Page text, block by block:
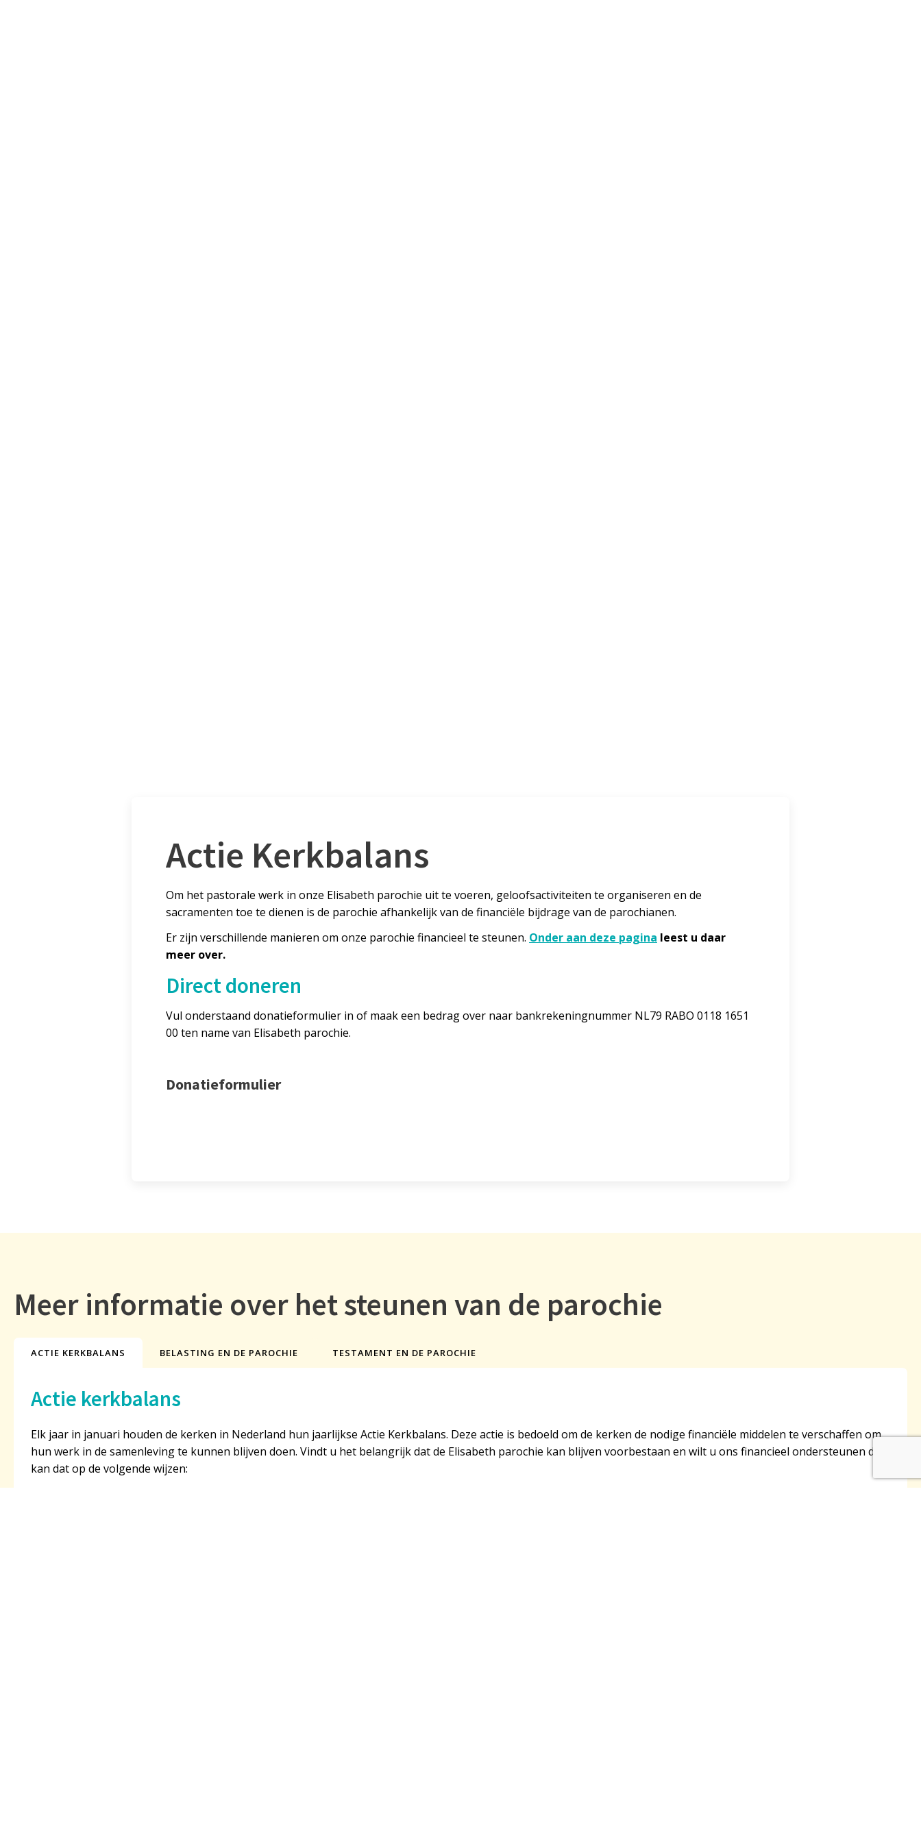
Actie Kerkbalans
Om het pastorale werk in onze Elisabeth parochie uit te voeren, geloofsactiviteiten te organiseren en de
sacramenten toe te dienen is de parochie afhankelijk van de financiële bijdrage van de parochianen.
Er zijn verschillende manieren om onze parochie financieel te steunen. Onder aan deze pagina leest u daar
meer over.
Direct doneren
Vul onderstaand donatieformulier in of maak een bedrag over naar bankrekeningnummer NL79 RABO 0118 1651
00 ten name van Elisabeth parochie.
Donatieformulier
Meer informatie over het steunen van de parochie
ACTIE KERKBALANS BELASTING EN DE PAROCHIE TESTAMENT EN DE PAROCHIE
Actie kerkbalans
Elk jaar in januari houden de kerken in Nederland hun jaarlijkse Actie Kerkbalans. Deze actie is bedoeld om de kerken de nodige financiële middelen te verschaffen om
hun werk in de samenleving te kunnen blijven doen. Vindt u het belangrijk dat de Elisabeth parochie kan blijven voorbestaan en wilt u ons financieel ondersteunen dan
kan dat op de volgende wijzen: